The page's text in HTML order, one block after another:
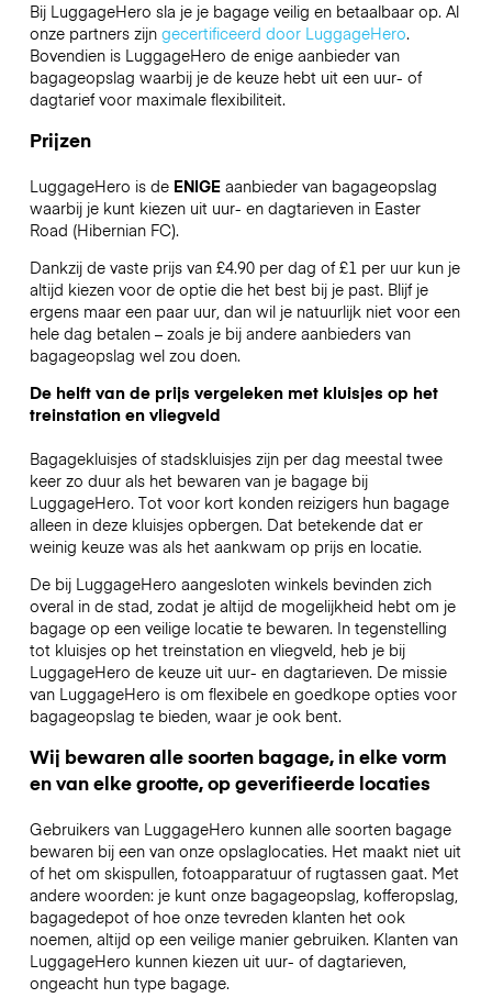
Bij LuggageHero sla je je bagage veilig en betaalbaar op. Al
onze partners zijn gecertificeerd door LuggageHero.
Bovendien is LuggageHero de enige aanbieder van
bagageopslag waarbij je de keuze hebt uit een uur- of
dagtarief voor maximale flexibiliteit.
Prijzen
LuggageHero is de ENIGEaanbieder van bagageopslag
waarbij je kunt kiezen uit uur- en dagtarieven in Easter
Road (Hibernian FC).
Dankzij de vaste prijs van £4.90 per dag of £1 per uur kun je
altijd kiezen voor de optie die het best bij je past. Blijf je
ergens maar een paar uur, dan wil je natuurlijk niet voor een
hele dag betalen – zoals je bij andere aanbieders van
bagageopslag wel zou doen.
De helft van de prijs vergeleken met kluisjes op het
treinstation en vliegveld
Bagagekluisjes of stadskluisjes zijn per dag meestal twee
keer zo duur als het bewaren van je bagage bij
LuggageHero. Tot voor kort konden reizigers hun bagage
alleen in deze kluisjes opbergen. Dat betekende dat er
weinig keuze was als het aankwam op prijs en locatie.
De bij LuggageHero aangesloten winkels bevinden zich
overal in de stad, zodat je altijd de mogelijkheid hebt om je
bagage op een veilige locatie te bewaren. In tegenstelling
tot kluisjes op het treinstation en vliegveld, heb je bij
LuggageHero de keuze uit uur- en dagtarieven. De missie
van LuggageHero is om flexibele en goedkope opties voor
bagageopslag te bieden, waar je ook bent.
Wij bewaren alle soorten bagage, in elke vorm
en van elke grootte, op geverifieerde locaties
Gebruikers van LuggageHero kunnen alle soorten bagage
bewaren bij een van onze opslaglocaties. Het maakt niet uit
of het om skispullen, fotoapparatuur of rugtassen gaat. Met
andere woorden: je kunt onze bagageopslag, kofferopslag,
bagagedepot of hoe onze tevreden klanten het ook
noemen, altijd op een veilige manier gebruiken. Klanten van
LuggageHero kunnen kiezen uit uur- of dagtarieven,
ongeacht hun type bagage.